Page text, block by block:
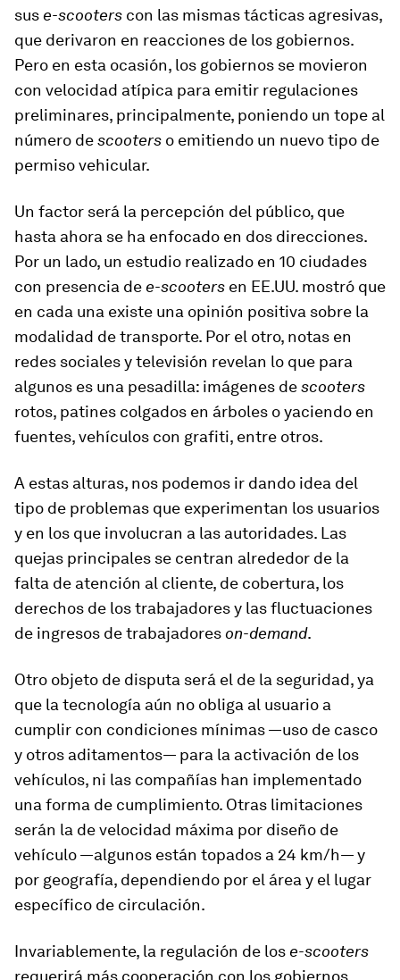
sus e-scooters con las mismas tácticas agresivas,
que derivaron en reacciones de los gobiernos.
Pero en esta ocasión, los gobiernos se movieron
con velocidad atípica para emitir regulaciones
preliminares, principalmente, poniendo un tope al
número descooters o emitiendo un nuevo tipo de
permiso vehicular.
Un factor será la percepción del público, que
hasta ahora se ha enfocado en dos direcciones.
Por un lado, un estudio realizado en 10 ciudades
con presencia de e-scooters en EE.UU. mostró que
en cada una existe una opinión positiva sobre la
modalidad de transporte. Por el otro, notas en
redes sociales y televisión revelan lo que para
algunos es una pesadilla: imágenes descooters
rotos, patines colgados en árboles o yaciendo en
fuentes, vehículos con grafiti, entre otros.
A estas alturas, nos podemos ir dando idea del
tipo de problemas que experimentan los usuarios
y en los que involucran a las autoridades. Las
quejas principales se centran alrededor de la
falta de atención al cliente, de cobertura, los
derechos de los trabajadores y las fluctuaciones
de ingresos de trabajadoreson-demand.
Otro objeto de disputa será el de la seguridad, ya
que la tecnología aún no obliga al usuario a
cumplir con condiciones mínimas —uso de casco
y otros aditamentos— para la activación de los
vehículos, ni las compañías han implementado
una forma de cumplimiento. Otras limitaciones
serán la de velocidad máxima por diseño de
vehículo —algunos están topados a 24 km/h— y
por geografía, dependiendo por el área y el lugar
específico de circulación.
Invariablemente, la regulación de los e-scooters
requerirá más cooperación con los gobiernos